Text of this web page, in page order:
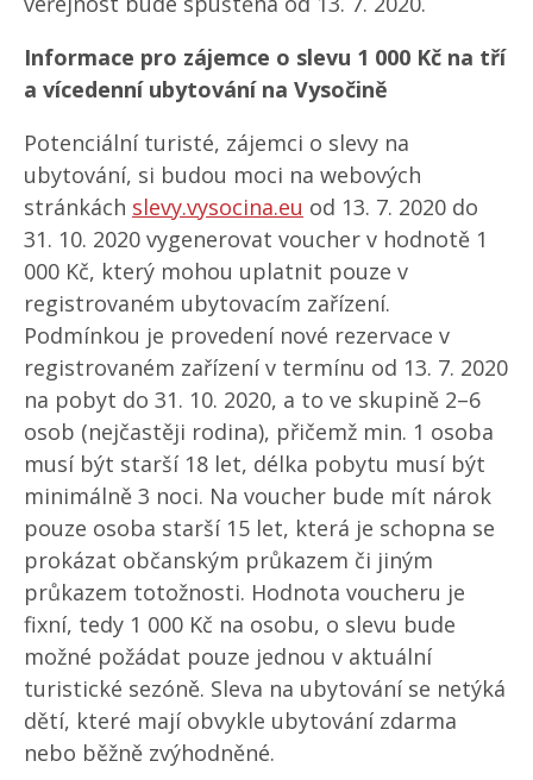
Informace pro zájemce o slevu 1 000 Kč na tří
a vícedenní ubytování na Vysočině
Potenciální turisté, zájemci o slevy na
ubytování, si budou moci na webových
stránkách slevy.vysocina.eu od 13. 7. 2020 do
31. 10. 2020 vygenerovat voucher v hodnotě 1
000 Kč, který mohou uplatnit pouze v
registrovaném ubytovacím zařízení.
Podmínkou je provedení nové rezervace v
registrovaném zařízení v termínu od 13. 7. 2020
na pobyt do 31. 10. 2020, a to ve skupině 2–6
osob (nejčastěji rodina), přičemž min. 1 osoba
musí být starší 18 let, délka pobytu musí být
minimálně 3 noci. Na voucher bude mít nárok
pouze osoba starší 15 let, která je schopna se
prokázat občanským průkazem či jiným
průkazem totožnosti. Hodnota voucheru je
fixní, tedy 1 000 Kč na osobu, o slevu bude
možné požádat pouze jednou v aktuální
turistické sezóně. Sleva na ubytování se netýká
dětí, které mají obvykle ubytování zdarma
nebo běžně zvýhodněné.